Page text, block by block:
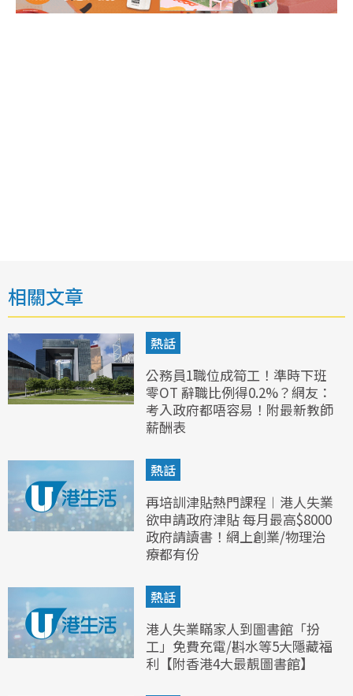
相關文章
熱話
公務員1職位成筍工！準時下班
零OT 辭職比例得0.2%？網友：
考入政府都唔容易！附最新教師
薪酬表
熱話
再培訓津貼熱門課程︱港人失業
欲申請政府津貼 每月最高$8000
政府請讀書！網上創業/物理治
療都有份
熱話
港人失業瞞家人到圖書館「扮
工」免費充電/斟水等5大隱藏福
利【附香港4大最靚圖書館】